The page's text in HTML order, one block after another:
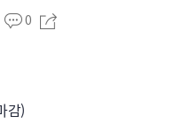
0
감)